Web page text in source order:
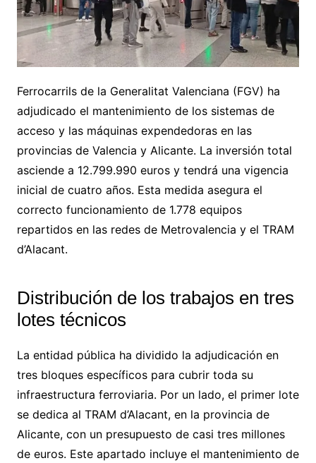
Ferrocarrils de la Generalitat Valenciana (FGV) ha
adjudicado el mantenimiento de los sistemas de
acceso y las máquinas expendedoras en las
provincias de Valencia y Alicante. La inversión total
asciende a 12.799.990 euros y tendrá una vigencia
inicial de cuatro años. Esta medida asegura el
correcto funcionamiento de 1.778 equipos
repartidos en las redes de Metrovalencia y el TRAM
d’Alacant.
Distribución de los trabajos en tres
lotes técnicos
La entidad pública ha dividido la adjudicación en
tres bloques específicos para cubrir toda su
infraestructura ferroviaria. Por un lado, el primer lote
se dedica al TRAM d’Alacant, en la provincia de
Alicante, con un presupuesto de casi tres millones
de euros. Este apartado incluye el mantenimiento de